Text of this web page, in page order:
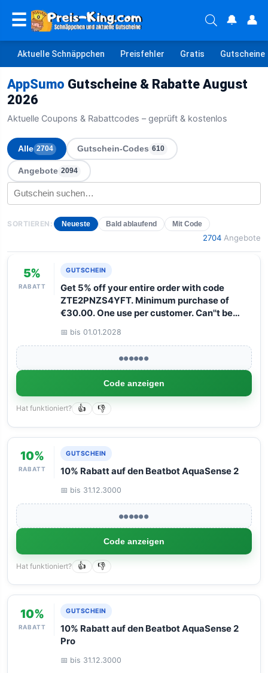
☰ 🔔 👤
Aktuelle Schnäppchen Preisfehler Gratis Gutscheine
AppSumo Gutscheine & Rabatte August
2026
Aktuelle Coupons & Rabattcodes – geprüft & kostenlos
Alle 2704 Gutschein-Codes 610
Angebote 2094
SORTIEREN: Neueste Bald ablaufend Mit Code
2704 Angebote
5%
RABATT
GUTSCHEIN
Get 5% off your entire order with code
ZTE2PNZS4YFT. Minimum purchase of
€30.00. One use per customer. Can''t be
📅 bis 01.01.2028
●●●●●●
Code anzeigen
Hat funktioniert? 👍 👎
10%
RABATT
GUTSCHEIN
10% Rabatt auf den Beatbot AquaSense 2
📅 bis 31.12.3000
●●●●●●
Code anzeigen
Hat funktioniert? 👍 👎
10%
RABATT
GUTSCHEIN
10% Rabatt auf den Beatbot AquaSense 2
Pro
📅 bis 31.12.3000